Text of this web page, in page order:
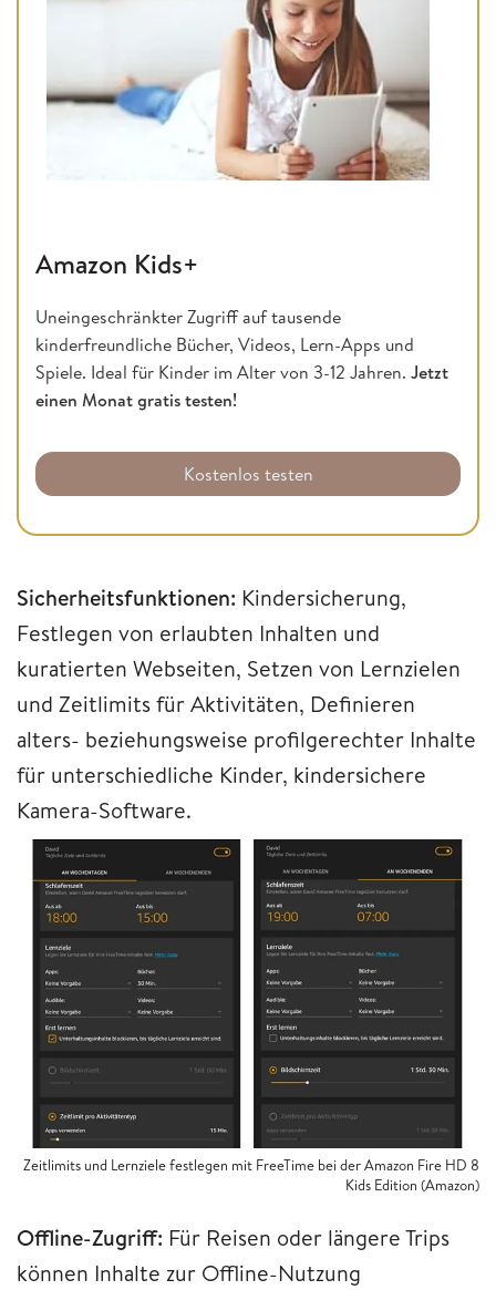
Amazon Kids+
Uneingeschränkter Zugriff auf tausende
kinderfreundliche Bücher, Videos, Lern-Apps und
Spiele. Ideal für Kinder im Alter von 3-12 Jahren. Jetzt
einen Monat gratis testen!
Kostenlos testen
Sicherheitsfunktionen: Kindersicherung,
Festlegen von erlaubten Inhalten und
kuratierten Webseiten, Setzen von Lernzielen
und Zeitlimits für Aktivitäten, Definieren
alters- beziehungsweise profilgerechter Inhalte
für unterschiedliche Kinder, kindersichere
Kamera-Software.
Zeitlimits und Lernziele festlegen mit FreeTime bei der Amazon Fire HD 8
Kids Edition (Amazon)
Offline-Zugriff: Für Reisen oder längere Trips
können Inhalte zur Offline-Nutzung